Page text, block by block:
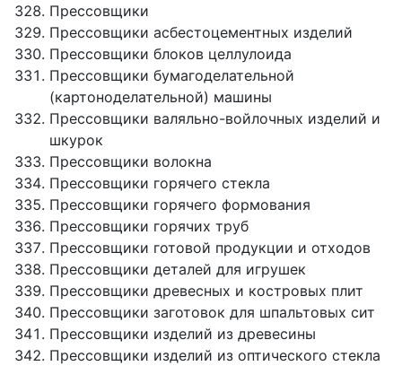
Прессовщики
Прессовщики асбестоцементных изделий
Прессовщики блоков целлулоида
Прессовщики бумагоделательной
(картоноделательной) машины
Прессовщики валяльно-войлочных изделий и
шкурок
Прессовщики волокна
Прессовщики горячего стекла
Прессовщики горячего формования
Прессовщики горячих труб
Прессовщики готовой продукции и отходов
Прессовщики деталей для игрушек
Прессовщики древесных и костровых плит
Прессовщики заготовок для шпальтовых сит
Прессовщики изделий из древесины
Прессовщики изделий из оптического стекла